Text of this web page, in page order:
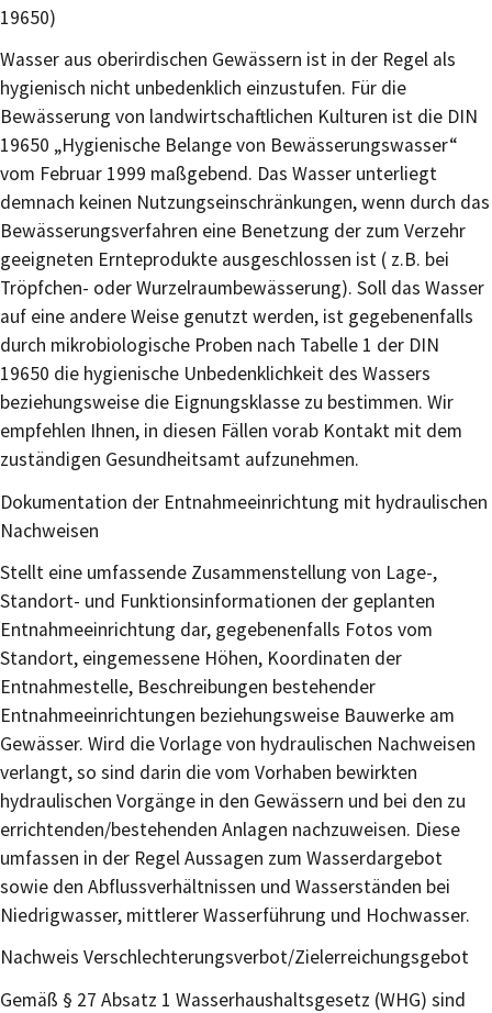
19650)
Wasser aus oberirdischen Gewässern ist in der Regel als
hygienisch nicht unbedenklich einzustufen. Für die
Bewässerung von landwirtschaftlichen Kulturen ist die DIN
19650 „Hygienische Belange von Bewässerungswasser“
vom Februar 1999 maßgebend. Das Wasser unterliegt
demnach keinen Nutzungseinschränkungen, wenn durch das
Bewässerungsverfahren eine Benetzung der zum Verzehr
geeigneten Ernteprodukte ausgeschlossen ist ( z.B. bei
Tröpfchen- oder Wurzelraumbewässerung). Soll das Wasser
auf eine andere Weise genutzt werden, ist gegebenenfalls
durch mikrobiologische Proben nach Tabelle 1 der DIN
19650 die hygienische Unbedenklichkeit des Wassers
beziehungsweise die Eignungsklasse zu bestimmen. Wir
empfehlen Ihnen, in diesen Fällen vorab Kontakt mit dem
zuständigen Gesundheitsamt aufzunehmen.
Dokumentation der Entnahmeeinrichtung mit hydraulischen
Nachweisen
Stellt eine umfassende Zusammenstellung von Lage-,
Standort- und Funktionsinformationen der geplanten
Entnahmeeinrichtung dar, gegebenenfalls Fotos vom
Standort, eingemessene Höhen, Koordinaten der
Entnahmestelle, Beschreibungen bestehender
Entnahmeeinrichtungen beziehungsweise Bauwerke am
Gewässer. Wird die Vorlage von hydraulischen Nachweisen
verlangt, so sind darin die vom Vorhaben bewirkten
hydraulischen Vorgänge in den Gewässern und bei den zu
errichtenden/bestehenden Anlagen nachzuweisen. Diese
umfassen in der Regel Aussagen zum Wasserdargebot
sowie den Abflussverhältnissen und Wasserständen bei
Niedrigwasser, mittlerer Wasserführung und Hochwasser.
Nachweis Verschlechterungsverbot/Zielerreichungsgebot
Gemäß § 27 Absatz 1 Wasserhaushaltsgesetz (WHG) sind